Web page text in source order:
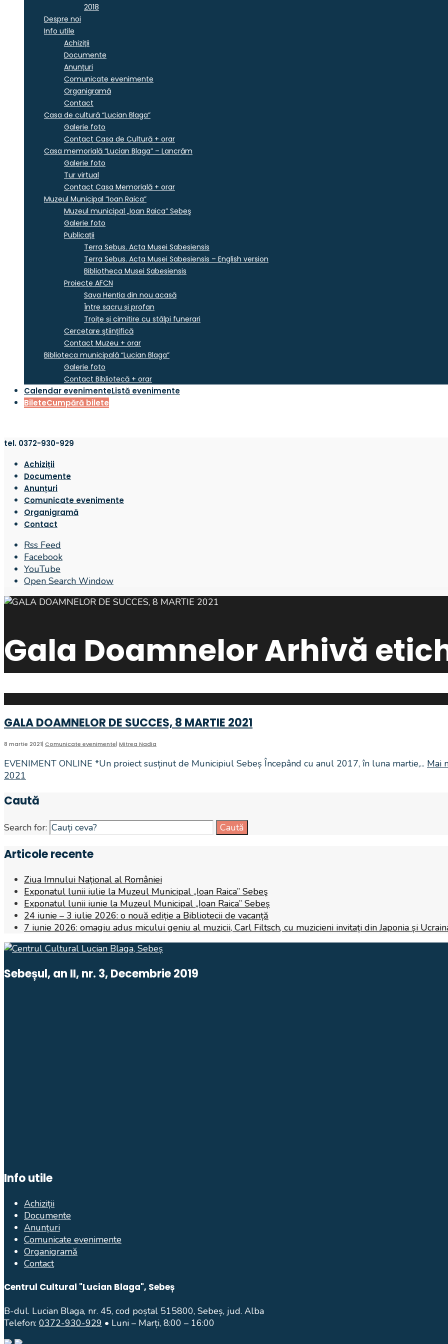
2018
Despre noi
Info utile
Achiziții
Documente
Anunțuri
Comunicate evenimente
Organigramă
Contact
Casa de cultură “Lucian Blaga”
Galerie foto
Contact Casa de Cultură + orar
Casa memorială “Lucian Blaga” – Lancrăm
Galerie foto
Tur virtual
Contact Casa Memorială + orar
Muzeul Municipal “Ioan Raica”
Muzeul municipal „Ioan Raica” Sebeş
Galerie foto
Publicații
Terra Sebus. Acta Musei Sabesiensis
Terra Sebus. Acta Musei Sabesiensis – English version
Bibliotheca Musei Sabesiensis
Proiecte AFCN
Sava Henția din nou acasă
Între sacru și profan
Troițe și cimitire cu stâlpi funerari
Cercetare ştiinţifică
Contact Muzeu + orar
Biblioteca municipală “Lucian Blaga”
Galerie foto
Contact Bibliotecă + orar
Calendar evenimenteListă evenimente
BileteCumpără bilete
tel. 0372-930-929
Achiziții
Documente
Anunțuri
Comunicate evenimente
Organigramă
Contact
Rss Feed
Facebook
YouTube
Open Search Window
Gala DoamnelorArhivă
GALA DOAMNELOR DE SUCCES, 8 MARTIE 2021
8 martie 2021| Comunicate evenimente| Mitrea Nadia
EVENIMENT ONLINE *Un proiect susținut de Municipiul Sebeș Începând cu anul 2017, în luna martie,... Mai
2021
Caută
Search for: Caută
Articole recente
Ziua Imnului Național al României
Exponatul lunii iulie la Muzeul Municipal „Ioan Raica” Sebeş
Exponatul lunii iunie la Muzeul Municipal „Ioan Raica” Sebeș
24 iunie – 3 iulie 2026: o nouă ediție a Bibliotecii de vacanță
7 iunie 2026: omagiu adus micului geniu al muzicii, Carl Filtsch, cu muzicieni invitați din Japonia și
Sebeșul, an II, nr. 3, Decembrie 2019
Info utile
Achiziții
Documente
Anunțuri
Comunicate evenimente
Organigramă
Contact
Centrul Cultural "Lucian Blaga", Sebeș
B-dul. Lucian Blaga, nr. 45, cod poștal 515800, Sebeș, jud. Alba
Telefon: 0372-930-929 • Luni – Marți, 8:00 – 16:00